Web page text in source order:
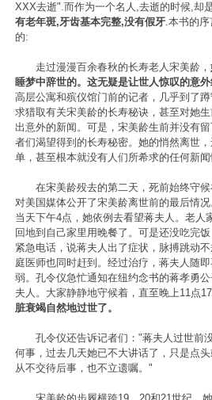
XXX去逝".而作为一个名人,去逝的时候,却
有老年斑,牙齿基本完整,没有假牙.本书的
的:
走过漫漫百余春秋的长寿老人宋美龄，
睡梦中辞世的。这无疑是让世人惊叹的意外
高层公寓和殡仪馆门前的记者，几乎到了
求猎取有关宋美龄的长寿秘诀，甚至对她
出意外的新闻。可是，宋美龄生前并没有
者们渴望得到的长寿秘密。她的悄然离世
单，甚至根本就没有人们所希求的任何新闻
在宋美龄殁去的第二天，死前始终守候
对美国媒体公开了宋美龄离世前的最后情
当天下午4点，她依例去看望蒋夫人。老人
回地到自己家里用晚餐了。可是还没吃完
紧急电话，说蒋夫人出了症状，脉搏跳动
庭医师也同时赶到。经过治疗，蒋夫人随
弱。孔令仪急忙通知在纽约念书的蒋孝勇
夫人。大家静静地守候着，直至晚上11点
脏衰竭自然地过世了。
孔令仪还告诉记者们："蒋夫人过世前
何事，过去几天她已不大讲话了，只是点
从不交待后事，也不立遗嘱。"